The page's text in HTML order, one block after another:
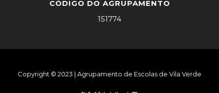
CÓDIGO DO AGRUPAMENTO
151774
Copyright © 2023 | Agrupamento de Escolas de Vila Verde